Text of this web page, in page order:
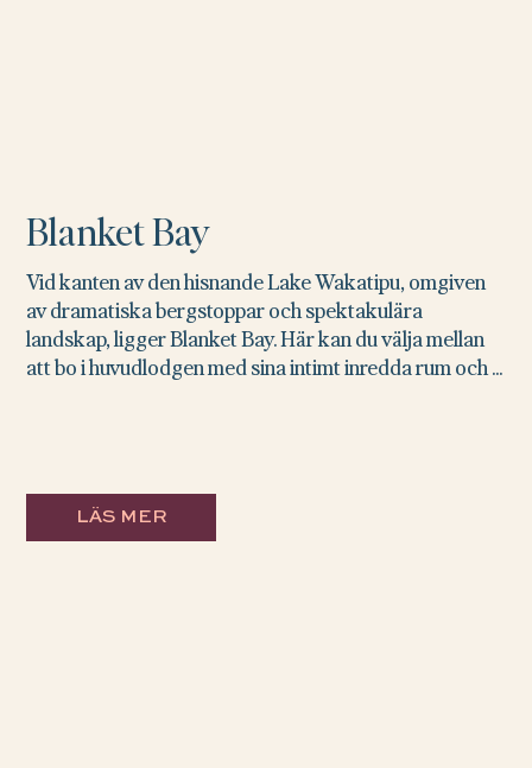
LÄS MER
Blanket Bay
Vid kanten av den hisnande Lake Wakatipu, omgiven
av dramatiska bergstoppar och spektakulära
landskap, ligger Blanket Bay. Här kan du välja mellan
att bo i huvudlodgen med sina intimt inredda rum och ...